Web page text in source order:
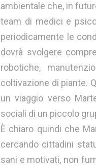
ambientale che, in
team di medici e
periodicamente le
dovrà svolgere
robotiche,
coltivazione di piante.
un viaggio verso
sociali di un piccolo
È chiaro quindi che
cercando cittadini
sani e motivati, non